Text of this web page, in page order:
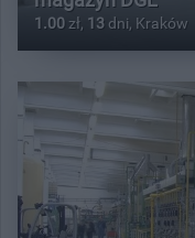
1.00 zł, 13 dni, Kraków